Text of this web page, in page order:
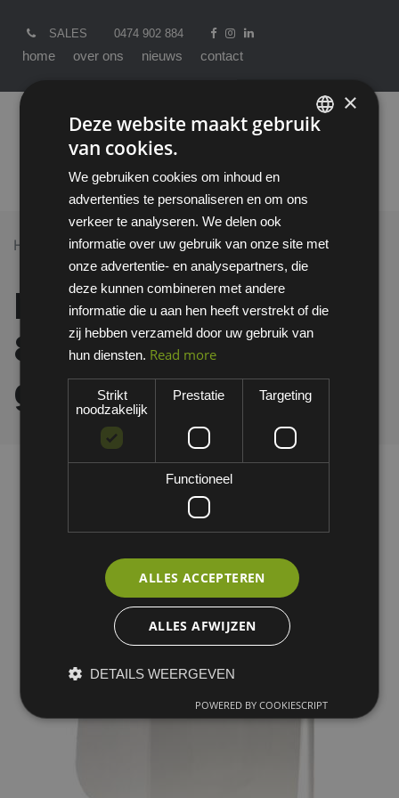
SALES 0474 902 884
home over ons nieuws contact
Home >All Products
Honeywell Perfo B 820400 gelaatsscherm
Honeywell Perfo B
820400
gelaatsscherm
×
Deze website maakt gebruik
van cookies.
We gebruiken cookies om inhoud en
advertenties te personaliseren en om ons
verkeer te analyseren. We delen ook
informatie over uw gebruik van onze site met
onze advertentie- en analysepartners, die
deze kunnen combineren met andere
informatie die u aan hen heeft verstrekt of die
zij hebben verzameld door uw gebruik van
hun diensten. Read more
Strikt
noodzakelijk
Prestatie Targeting
Functioneel
ALLES ACCEPTEREN
ALLES AFWIJZEN
DETAILS WEERGEVEN
POWERED BY COOKIESCRIPT